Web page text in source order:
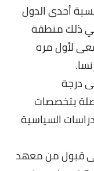
أحدى الدول
في ذلك منطقة
لأول مره
درجة
بتخصصات
السياسية
قبول من معهد